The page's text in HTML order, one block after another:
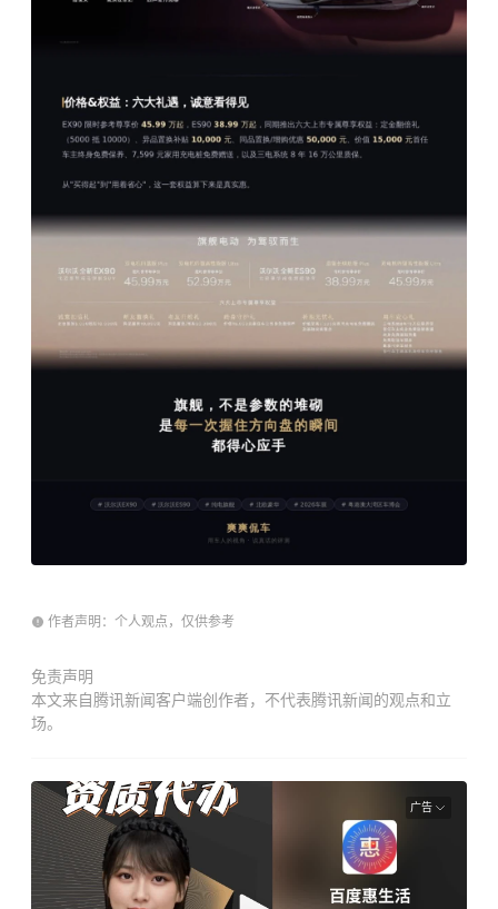
作者声明：个人观点，仅供参考
免责声明
本文来自腾讯新闻客户端创作者，不代表腾讯新闻的观点和立
场。
广告